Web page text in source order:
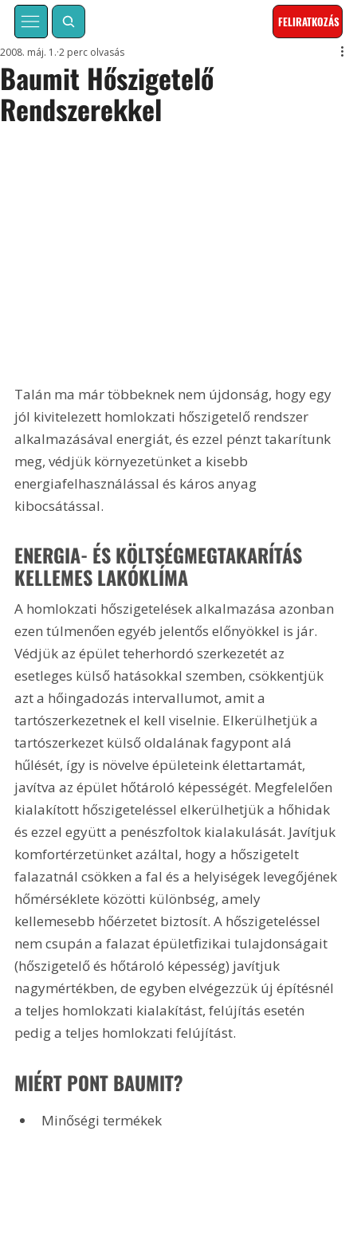
FELIRATKOZÁS
Baumit Hőszigetelő
Rendszerekkel
2008. máj. 1. 2 perc olvasás
Talán ma már többeknek nem újdonság, hogy egy
jól kivitelezett homlokzati hőszigetelő rendszer
alkalmazásával energiát, és ezzel pénzt takarítunk
meg, védjük környezetünket a kisebb
energiafelhasználással és káros anyag
kibocsátással.
ENERGIA- ÉS KÖLTSÉGMEGTAKARÍTÁS 
KELLEMES LAKÓKLÍMA
A homlokzati hőszigetelések alkalmazása azonban
ezen túlmenően egyéb jelentős előnyökkel is jár.
Védjük az épület teherhordó szerkezetét az
esetleges külső hatásokkal szemben, csökkentjük
azt a hőingadozás intervallumot, amit a
tartószerkezetnek el kell viselnie. Elkerülhetjük a
tartószerkezet külső oldalának fagypont alá
hűlését, így is növelve épületeink élettartamát,
javítva az épület hőtároló képességét. Megfelelően
kialakított hőszigeteléssel elkerülhetjük a hőhidak
és ezzel együtt a penészfoltok kialakulását. Javítjuk
komfortérzetünket azáltal, hogy a hőszigetelt
falazatnál csökken a fal és a helyiségek levegőjének
hőmérséklete közötti különbség, amely
kellemesebb hőérzetet biztosít. A hőszigeteléssel
nem csupán a falazat épületfizikai tulajdonságait
(hőszigetelő és hőtároló képesség) javítjuk
nagymértékben, de egyben elvégezzük új építésnél
a teljes homlokzati kialakítást, felújítás esetén
pedig a teljes homlokzati felújítást.
MIÉRT PONT BAUMIT?
Minőségi termékek